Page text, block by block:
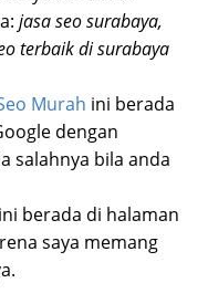
jasa seo surabaya,
terbaik di surabaya
Murah ini berada
dengan
salahnya bila anda
berada di halaman
saya memang